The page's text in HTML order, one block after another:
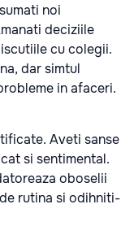
noi
deciziile
cu colegii.
dar simtul
in afaceri.
Aveti sanse
si sentimental.
oboselii
rutina si odihniti-